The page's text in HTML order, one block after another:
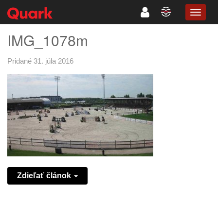
IMG_1078m
Pridané 31. júla 2016
Zdieľať článok